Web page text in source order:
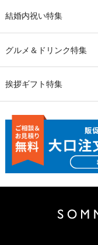
結婚内祝い特集
グルメ＆ドリンク特集
挨拶ギフト特集